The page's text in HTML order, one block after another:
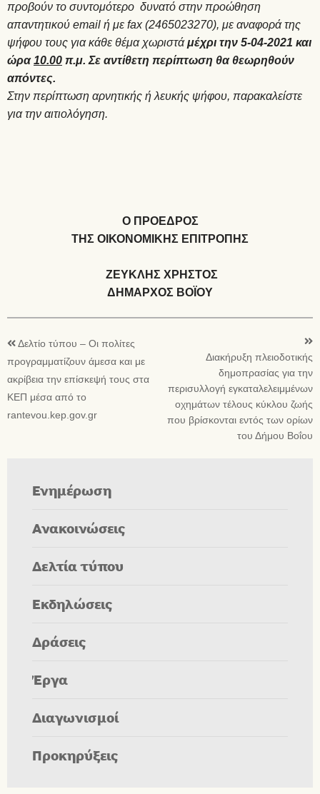
προβούν το συντομότερο δυνατό στην προώθηση
απαντητικούemailή μεfax(2465023270), με αναφορά της
ψήφου τους για κάθε θέμα χωριστάμέχρι την 5-04-2021 και
ώρα10.00π.μ. Σε αντίθετη περίπτωση θα θεωρηθούν
απόντες.
Στην περίπτωση αρνητικής ή λευκής ψήφου, παρακαλείστε
για την αιτιολόγηση.
Ο ΠΡΟΕΔΡΟΣ
ΤΗΣ ΟΙΚΟΝΟΜΙΚΗΣ ΕΠΙΤΡΟΠΗΣ
ΖΕΥΚΛΗΣ ΧΡΗΣΤΟΣ
ΔΗΜΑΡΧΟΣ ΒΟΪΟΥ
Δελτίο τύπου – Οι πολίτες
προγραμματίζουν άμεσα και με
ακρίβεια την επίσκεψή τους στα
ΚΕΠ μέσα από το
rantevou.kep.gov.gr
Διακήρυξη πλειοδοτικής
δημοπρασίας για την
περισυλλογή εγκαταλελειμμένων
οχημάτων τέλους κύκλου ζωής
που βρίσκονται εντός των ορίων
του Δήμου Βοΐου
Ενημέρωση
Ανακοινώσεις
Δελτία τύπου
Εκδηλώσεις
Δράσεις
Έργα
Διαγωνισμοί
Προκηρύξεις